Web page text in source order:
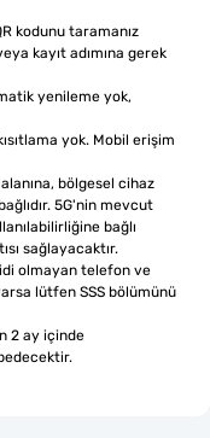
kodunu taramanız
kayıt adımına gerek
yenileme yok,
yok. Mobil erişim
bölgesel cihaz
5G'nin mevcut
bağlı
sağlayacaktır.
olmayan telefon ve
lütfen SSS bölümünü
2 ay içinde